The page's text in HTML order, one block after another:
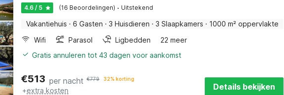
4.6 / 5 (16 Beoordelingen) · Uitstekend
Vakantiehuis · 6 Gasten · 3 Huisdieren · 3 Slaapkamers · 1000 m² oppervlakte
Wifi
Parasol Ligbedden
22 meer
Gratis annuleren tot 43 dagen voor aankomst
€513 per nacht €779 32% korting
+extra kosten Details bekijken